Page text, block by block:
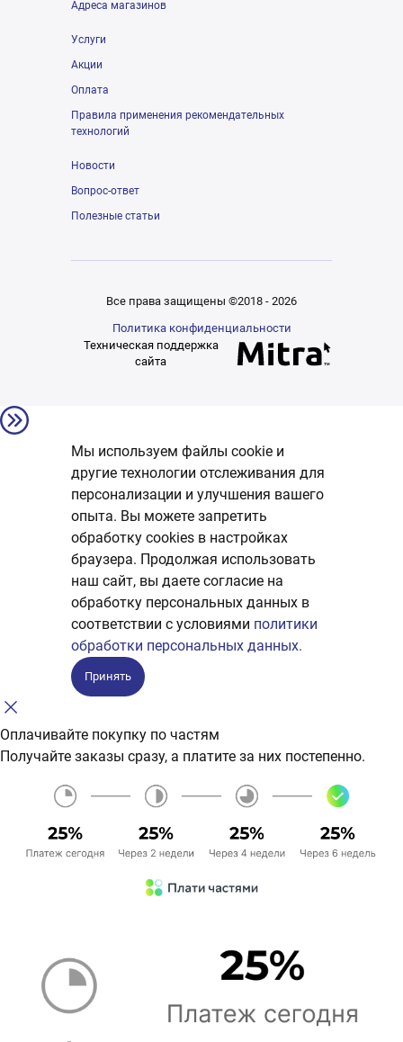
Адреса магазинов
Услуги
Акции
Оплата
Правила применения рекомендательных
технологий
Новости
Вопрос-ответ
Полезные статьи
Все права защищены ©2018 - 2026
Политика конфиденциальности
Техническая поддержка
сайта
Мы используем файлы cookie и
другие технологии отслеживания для
персонализации и улучшения вашего
опыта. Вы можете запретить
обработку сookies в настройках
браузера. Продолжая использовать
наш сайт, вы даете согласие на
обработку персональных данных в
соответствии с условиями политики
обработки персональных данных.
Принять
Оплачивайте покупку по частям
Получайте заказы сразу, а платите за них постепенно.